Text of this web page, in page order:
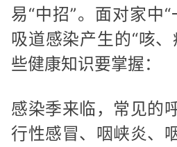
易“中招”。面对家中
吸道感染产生的“咳
些健康知识要掌握：
感染季来临，常见的
行性感冒、咽峡炎、